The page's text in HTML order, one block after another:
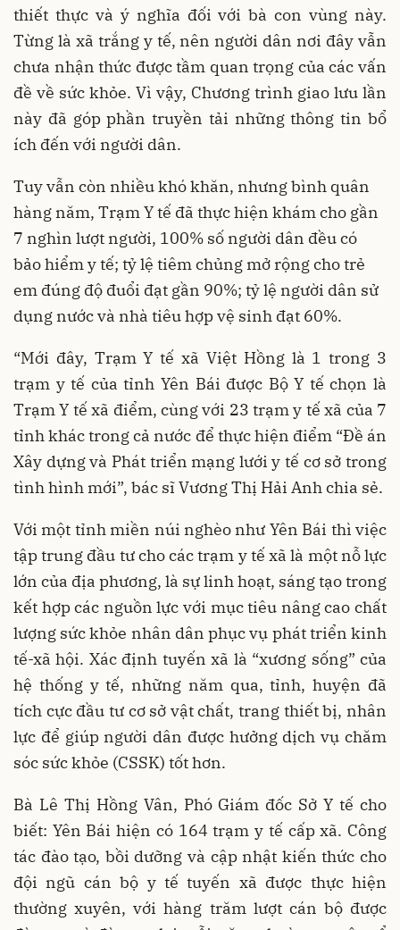
thiết thực và ý nghĩa đối với bà con vùng này.
Từng là xã trắng y tế, nên người dân nơi đây vẫn
chưa nhận thức được tầm quan trọng của các vấn
đề về sức khỏe. Vì vậy, Chương trình giao lưu lần
này đã góp phần truyền tải những thông tin bổ
ích đến với người dân.
Tuy vẫn còn nhiều khó khăn, nhưng bình quân
hàng năm, Trạm Y tế đã thực hiện khám cho gần
7 nghìn lượt người, 100% số người dân đều có
bảo hiểm y tế; tỷ lệ tiêm chủng mở rộng cho trẻ
em đúng độ đuổi đạt gần 90%; tỷ lệ người dân sử
dụng nước và nhà tiêu hợp vệ sinh đạt 60%.
“Mới đây, Trạm Y tế xã Việt Hồng là 1 trong 3
trạm y tế của tỉnh Yên Bái được Bộ Y tế chọn là
Trạm Y tế xã điểm, cùng với 23 trạm y tế xã của 7
tỉnh khác trong cả nước để thực hiện điểm “Đề án
Xây dựng và Phát triển mạng lưới y tế cơ sở trong
tình hình mới”, bác sĩ Vương Thị Hải Anh chia sẻ.
Với một tỉnh miền núi nghèo như Yên Bái thì việc
tập trung đầu tư cho các trạm y tế xã là một nỗ lực
lớn của địa phương, là sự linh hoạt, sáng tạo trong
kết hợp các nguồn lực với mục tiêu nâng cao chất
lượng sức khỏe nhân dân phục vụ phát triển kinh
tế-xã hội. Xác định tuyến xã là “xương sống” của
hệ thống y tế, những năm qua, tỉnh, huyện đã
tích cực đầu tư cơ sở vật chất, trang thiết bị, nhân
lực để giúp người dân được hưởng dịch vụ chăm
sóc sức khỏe (CSSK) tốt hơn.
Bà Lê Thị Hồng Vân, Phó Giám đốc Sở Y tế cho
biết: Yên Bái hiện có 164 trạm y tế cấp xã. Công
tác đào tạo, bồi dưỡng và cập nhật kiến thức cho
đội ngũ cán bộ y tế tuyến xã được thực hiện
thường xuyên, với hàng trăm lượt cán bộ được